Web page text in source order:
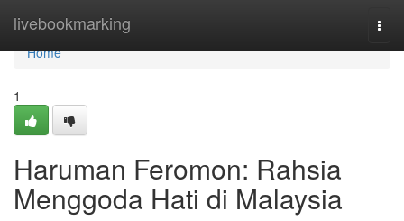
livebookmarking
Home
Home
1
Haruman Feromon: Rahsia
Menggoda Hati di Malaysia